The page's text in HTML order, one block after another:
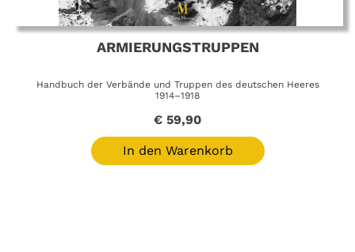
ARMIERUNGSTRUPPEN
Handbuch der Verbände und Truppen des deutschen Heeres
1914–1918
€ 59,90
In den Warenkorb